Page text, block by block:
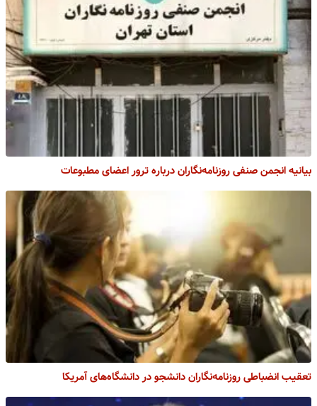
بیانیه انجمن صنفی روزنامه‌نگاران درباره ترور اعضای مطبوعات
تعقیب انضباطی روزنامه‌نگاران دانشجو در دانشگاه‌های آمریکا